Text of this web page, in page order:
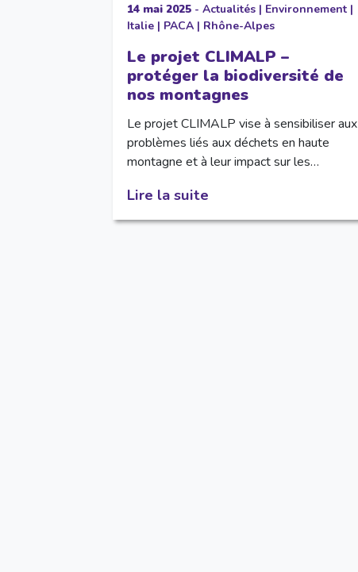
14 mai 2025- Actualités| Environnement|
Italie| PACA| Rhône-Alpes
Le projet CLIMALP –
protéger la biodiversité de
nos montagnes
Le projet CLIMALP vise à sensibiliser aux
problèmes liés aux déchets en haute
montagne et à leur impact sur les…
Lire la suite